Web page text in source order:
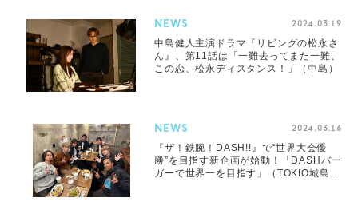
NEWS 2024.03.19
中島健人主演ドラマ『リビングの松永さ
ん』、第11話は「一難去ってまた一難、
この恋、松永ディスタンス！」（中島）
NEWS 2024.03.16
『ザ！鉄腕！DASH!!』で“世界大会優
勝”を目指す新企画が始動！「DASHバー
ガーで世界一を目指す」（TOKIO城島